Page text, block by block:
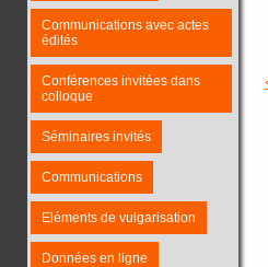
Communications avec actes
édités
Conférences invitées dans
colloque
Séminaires invités
Communications
Eléments de vulgarisation
Données en ligne